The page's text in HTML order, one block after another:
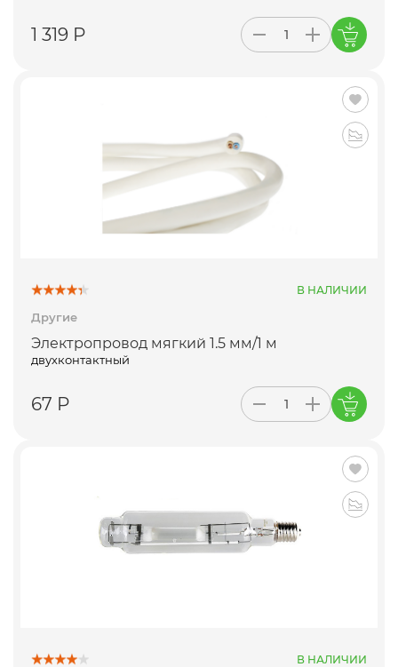
1 319 Р
В НАЛИЧИИ
Другие
Электропровод мягкий 1.5 мм/1 м
двухконтактный
67 Р
В НАЛИЧИИ